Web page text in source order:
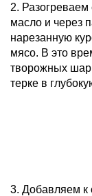
2.
масло и через
нарезанную
мясо. В это
творожных
терке в
3. Добавляем к